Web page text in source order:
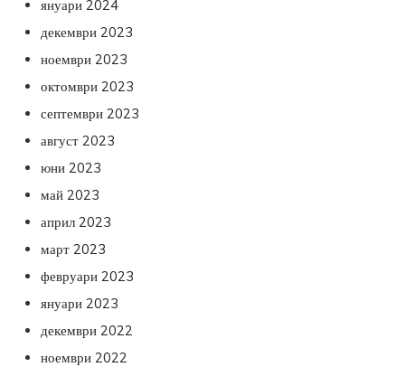
януари 2024
декември 2023
ноември 2023
октомври 2023
септември 2023
август 2023
юни 2023
май 2023
април 2023
март 2023
февруари 2023
януари 2023
декември 2022
ноември 2022